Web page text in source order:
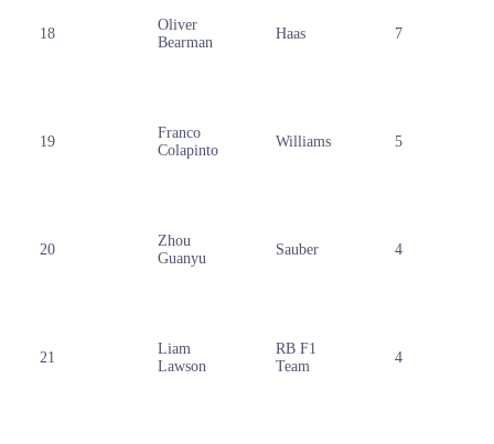
18
Oliver
Bearman
Haas 7
19
Franco
Colapinto
Williams 5
20
Zhou
Guanyu
Sauber 4
21
Liam
Lawson
RB F1
Team
4